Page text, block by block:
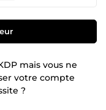
mais vous ne
votre compte
?